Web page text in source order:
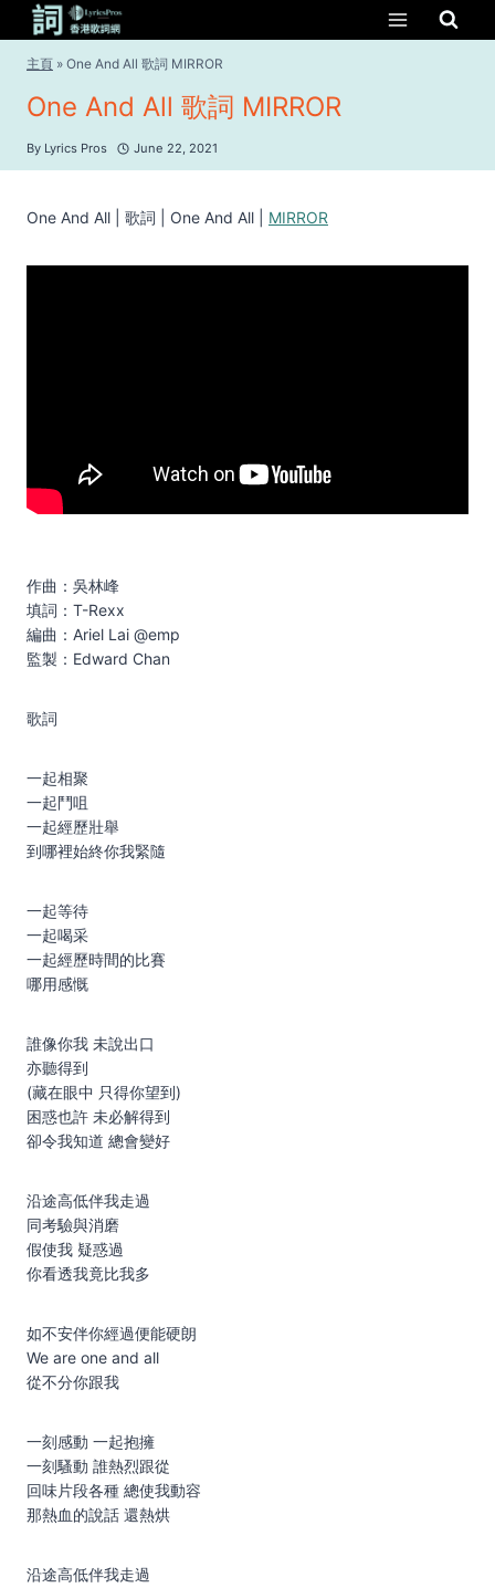
content
主頁 » One And All 歌詞 MIRROR
One And All 歌詞 MIRROR
By Lyrics Pros June 22, 2021
One And All | 歌詞 | One And All | MIRROR
作曲：吳林峰
填詞：T-Rexx
編曲：Ariel Lai @emp
監製：Edward Chan
歌詞
一起相聚
一起鬥咀
一起經歷壯舉
到哪裡始終你我緊隨
一起等待
一起喝采
一起經歷時間的比賽
哪用感慨
誰像你我 未說出口
亦聽得到
(藏在眼中 只得你望到)
困惑也許 未必解得到
卻令我知道 總會變好
沿途高低伴我走過
同考驗與消磨
假使我 疑惑過
你看透我竟比我多
如不安伴你經過便能硬朗
We are one and all
從不分你跟我
一刻感動 一起抱擁
一刻騷動 誰熱烈跟從
回味片段各種 總使我動容
那熱血的說話 還熱烘
沿途高低伴我走過